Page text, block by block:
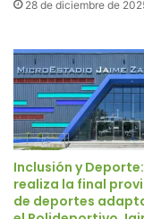
28 de diciembre de
Inclusión y
realiza la final
de deportes